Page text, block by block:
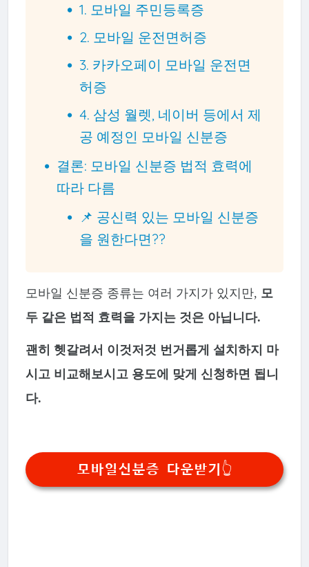
1. 모바일 주민등록증
2. 모바일 운전면허증
3. 카카오페이 모바일 운전면
허증
4. 삼성 월렛, 네이버 등에서 제
공 예정인 모바일 신분증
결론: 모바일 신분증 법적 효력에
따라 다름
📌 공신력 있는 모바일 신분증
을 원한다면??
모바일 신분증 종류는 여러 가지가 있지만, 모
두 같은 법적 효력을 가지는 것은 아닙니다.
괜히 헷갈려서 이것저것 번거롭게 설치하지 마
시고 비교해보시고 용도에 맞게 신청하면 됩니
다.
모바일신분증 다운받기👆